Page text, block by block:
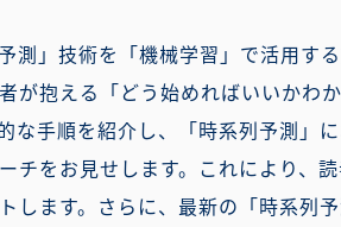
測」技術を「機械学習」で活用す
が抱える「どう始めればいいかわ
な手順を紹介し、「時系列予測」
チをお見せします。これにより、
します。さらに、最新の「時系列